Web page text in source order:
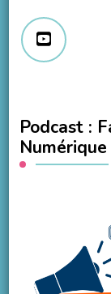
Podcast :
Numérique